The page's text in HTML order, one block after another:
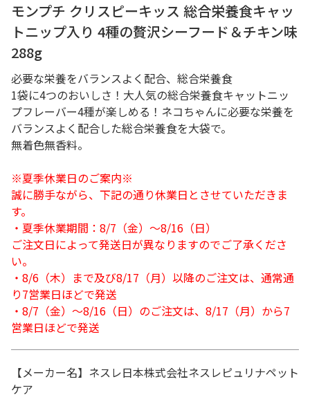
モンプチ クリスピーキッス 総合栄養食キャッ
トニップ入り 4種の贅沢シーフード＆チキン味
288g
必要な栄養をバランスよく配合、総合栄養食
1袋に4つのおいしさ！大人気の総合栄養食キャットニッ
プフレーバー4種が楽しめる！ネコちゃんに必要な栄養を
バランスよく配合した総合栄養食を大袋で。
無着色無香料。
※夏季休業日のご案内※
誠に勝手ながら、下記の通り休業日とさせていただきま
す。
・夏季休業期間：8/7（金）～8/16（日）
ご注文日によって発送日が異なりますのでご了承くださ
い。
・8/6（木）まで及び8/17（月）以降のご注文は、通常通
り7営業日ほどで発送
・8/7（金）～8/16（日）のご注文は、8/17（月）から7
営業日ほどで発送
【メーカー名】ネスレ日本株式会社ネスレピュリナペット
ケア